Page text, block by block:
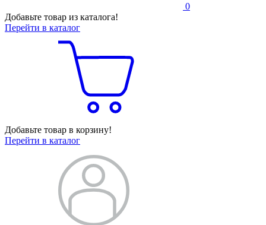
0
Добавьте товар из каталога!
Перейти в каталог
Добавьте товар в корзину!
Перейти в каталог